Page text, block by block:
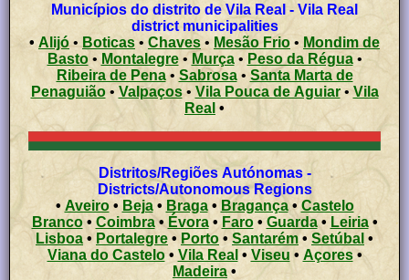
Municípios do distrito de Vila Real - Vila Real
district municipalities
• Alijó• Boticas • Chaves • Mesão Frio • Mondim de
Basto• Montalegre• Murça• Peso da Régua•
Ribeira de Pena• Sabrosa• Santa Marta de
Penaguião• Valpaços• Vila Pouca de Aguiar•Vila
Real •
Distritos/Regiões Autónomas -
Districts/Autonomous Regions
• Aveiro• Beja• Braga• Bragança•Castelo
Branco• Coimbra• Évora• Faro• Guarda• Leiria•
Lisboa • Portalegre• Porto • Santarém• Setúbal •
Viana do Castelo• Vila Real • Viseu • Açores •
Madeira •